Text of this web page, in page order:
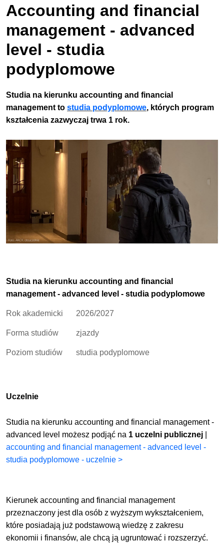
Accounting and financial
management - advanced
level - studia
podyplomowe
Studia na kierunku accounting and financial
management tostudia podyplomowe, których program
kształcenia zazwyczaj trwa 1 rok.
Studia na kierunku accounting and financial
management - advanced level - studia podyplomowe
Rok akademicki 2026/2027
Forma studiów zjazdy
Poziom studiów studia podyplomowe
Uczelnie
Studia na kierunku accounting and financial management -
advanced level możesz podjąć na 1 uczelni publicznej
accounting and financial management - advanced level -
studia podyplomowe - uczelnie >
Kierunek accounting and financial management
przeznaczony jest dla osób z wyższym wykształceniem,
które posiadają już podstawową wiedzę z zakresu
ekonomii i finansów, ale chcą ją ugruntować i rozszerzyć.